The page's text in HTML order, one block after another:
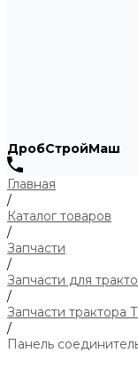
ДробСтройМаш
Главная
/
Каталог товаров
/
Запчасти
/
Запчасти для
/
Запчасти трактора
/
Панель